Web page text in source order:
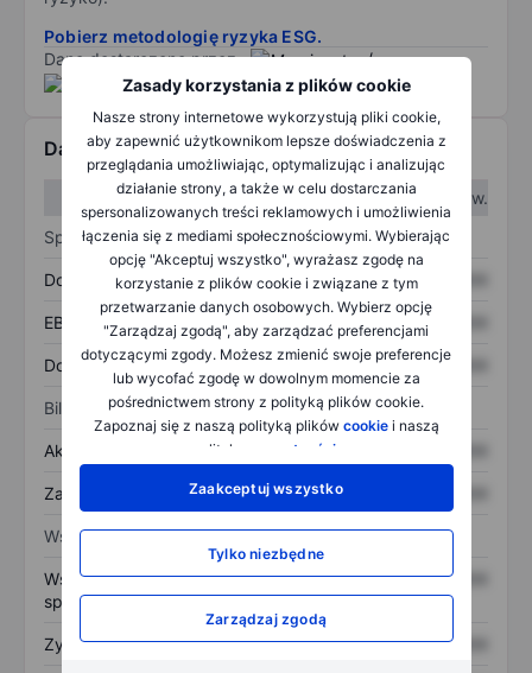
Zasady korzystania z plików cookie
Nasze strony internetowe wykorzystują pliki cookie,
aby zapewnić użytkownikom lepsze doświadczenia z
przeglądania umożliwiając, optymalizując i analizując
działanie strony, a także w celu dostarczania
spersonalizowanych treści reklamowych i umożliwienia
łączenia się z mediami społecznościowymi. Wybierając
opcję "Akceptuj wszystko", wyrażasz zgodę na
korzystanie z plików cookie i związane z tym
przetwarzanie danych osobowych. Wybierz opcję
"Zarządzaj zgodą", aby zarządzać preferencjami
dotyczącymi zgody. Możesz zmienić swoje preferencje
lub wycofać zgodę w dowolnym momencie za
pośrednictwem strony z polityką plików cookie.
Zapoznaj się z naszą polityką plików cookiei naszą
polityką
prywatności
Zaakceptuj wszystko
Tylko niezbędne
Zarządzaj zgodą
Pobierz metodologię ryzyka ESG.
Dane dostarczone przez
/
Dane finansowe
W I kw.
W II kw.
Sprawozdanie z zysków
Dochód XXXXXXX XXXXXXX
EBITDA XXXXXXX XXXXXXX
Dochód netto XXXXXXX XXXXXXX
Bilans
Aktywa ogółem XXXXXXX
Zadłużenie ogółem XXXXXXX
Wskaźniki
Współczynnik cena do
sprzedaży
XXXXXXX XXXXXXX
Zysk na akcję XXXXXXX XXXXXXX